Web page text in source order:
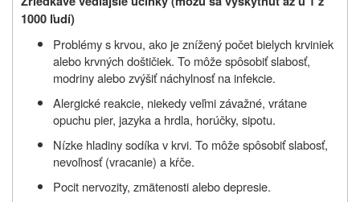
1000 ľudí)
Problémy s krvou, ako je znížený počet bielych krviniek
alebo krvných doštičiek. To môže spôsobiť slabosť,
modriny alebo zvýšiť náchylnosť na infekcie.
Alergické reakcie, niekedy veľmi závažné, vrátane
opuchu pier, jazyka a hrdla, horúčky, sipotu.
Nízke hladiny sodíka v krvi. To môže spôsobiť slabosť,
nevoľnosť (vracanie) a kŕče.
Pocit nervozity, zmätenosti alebo depresie.